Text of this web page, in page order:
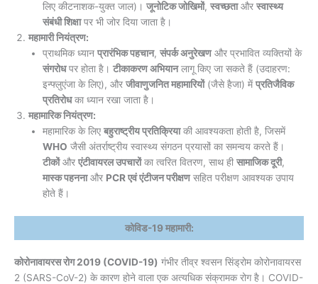
लिए कीटनाशक-युक्त जाल)। जूनोटिक जोखिमों, स्वच्छताऔर स्वास्थ्य
संबंधी शिक्षापर भी जोर दिया जाता है।
महामारी नियंत्रण:
प्राथमिक ध्यान प्रारंभिक पहचान, संपर्क अनुरेखणऔर प्रभावित व्यक्तियों के
संगरोधपर होता है। टीकाकरण अभियानलागू किए जा सकते हैं (उदाहरण:
इन्फ्लुएंजा के लिए), और जीवाणुजनित महामारियों(जैसे हैजा) मेंप्रतिजैविक
प्रतिरोधका ध्यान रखा जाता है।
महामारिक नियंत्रण:
महामारिक के लिए बहुराष्ट्रीय प्रतिक्रियाकी आवश्यकता होती है, जिसमें
WHO जैसी अंतर्राष्ट्रीय स्वास्थ्य संगठन प्रयासों का समन्वय करते हैं।
टीकोंऔर एंटीवायरल उपचारोंका त्वरित वितरण, साथ ही सामाजिक दूरी,
मास्क पहननाऔर PCR एवं एंटीजन परीक्षणसहित परीक्षण आवश्यक उपाय
होते हैं।
कोविड-19 महामारी:
कोरोनावायरस रोग 2019 (COVID-19) गंभीर तीव्र श्वसन सिंड्रोम कोरोनावायरस
2 (SARS-CoV-2) के कारण होने वाला एक अत्यधिक संक्रामक रोग है। COVID-